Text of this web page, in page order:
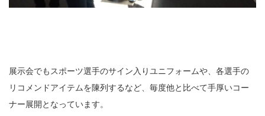
展示会でもスポーツ選手のサイン入りユニフォームや、各選手の
リコメンドアイテムを陳列するなど、毎度他と比べて手厚いコー
ナー展開となっています。